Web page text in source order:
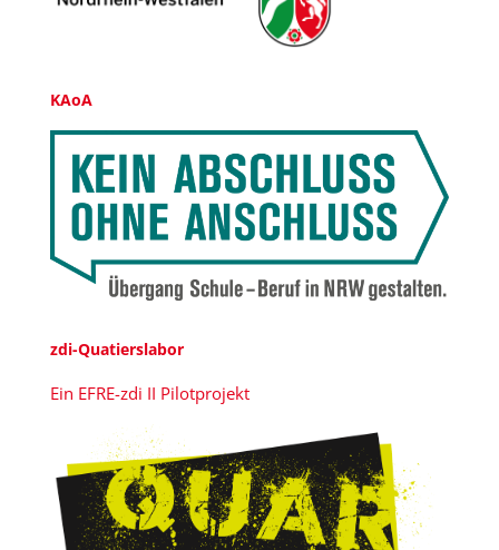
KAoA
zdi-Quatierslabor
Ein EFRE-zdi II Pilotprojekt